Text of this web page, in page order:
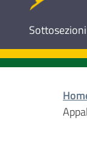
Sottosezioni